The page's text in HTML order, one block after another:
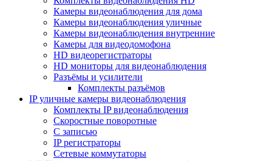
Камеры видеонаблюдения для дома
Камеры видеонаблюдения уличные
Камеры видеонаблюдения внутренние
Камеры для видеодомофона
HD видеорегистраторы
HD мониторы для видеонаблюдения
Разъёмы и усилители
Комплекты разъёмов
IP уличные камеры видеонаблюдения
Комплекты IP видеонаблюдения
Скоростные поворотные
С записью
IP регистраторы
Сетевые коммутаторы